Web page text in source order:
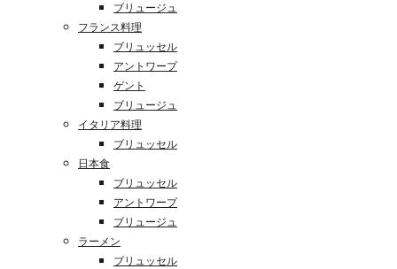
ブリュージュ
フランス料理
ブリュッセル
アントワープ
ゲント
ブリュージュ
イタリア料理
ブリュッセル
日本食
ブリュッセル
アントワープ
ブリュージュ
ラーメン
ブリュッセル